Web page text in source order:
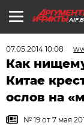
07.05.2014 10:08
Как
Китае
ослов на
№ 19 от 7 мая